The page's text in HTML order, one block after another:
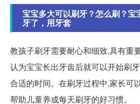
宝宝多大可以刷牙？怎么刷？宝
牙了，用牙套
教孩子刷牙需要耐心和细致,具有重
认为宝宝长出牙齿后就可以开始刷
合适的时间。在刷牙过程中,家长可
帮助儿童养成每天刷牙的好习惯。